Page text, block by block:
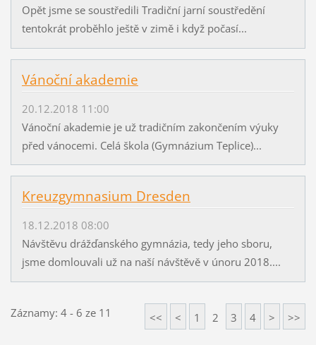
Opět jsme se soustředili Tradiční jarní soustředění
tentokrát proběhlo ještě v zimě i když počasí...
Vánoční akademie
20.12.2018 11:00
Vánoční akademie je už tradičním zakončením výuky
před vánocemi. Celá škola (Gymnázium Teplice)...
Kreuzgymnasium Dresden
18.12.2018 08:00
Návštěvu drážďanského gymnázia, tedy jeho sboru,
jsme domlouvali už na naší návštěvě v únoru 2018....
Záznamy: 4 - 6 ze 11 << < 1 2 3 4 > >>